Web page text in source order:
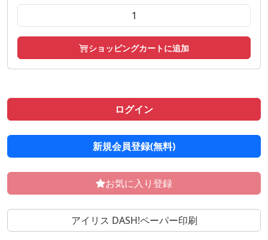
ショッピングカートに追加
ログイン
新規会員登録(無料)
お気に入り登録
アイリス DASH!ペーパー印刷